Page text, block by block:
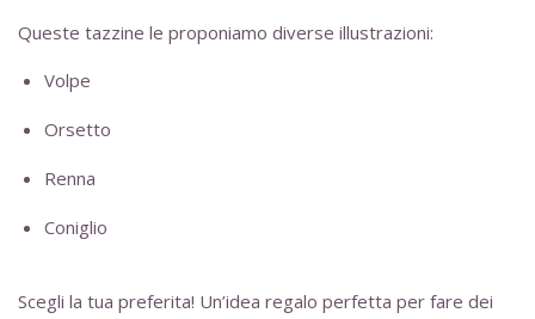
Queste tazzine le proponiamo diverse illustrazioni:
Volpe
Orsetto
Renna
Coniglio
Scegli la tua preferita! Un’idea regalo perfetta per fare dei